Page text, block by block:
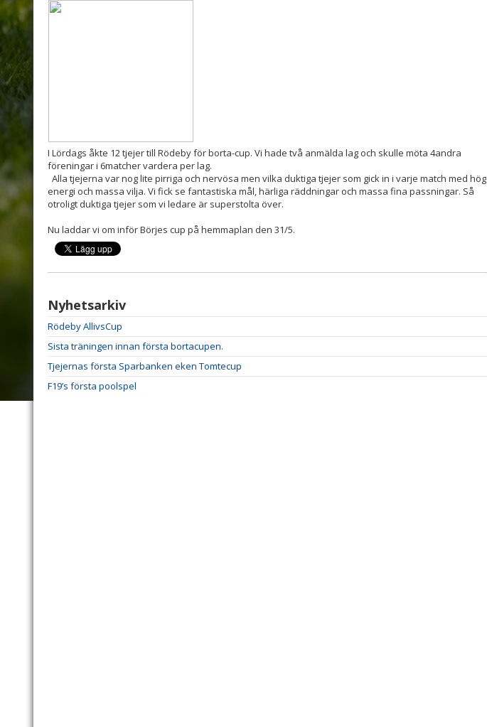
I Lördags åkte 12 tjejer till Rödeby för borta-cup. Vi hade två anmälda lag och skulle möta 4andra
föreningar i 6matcher vardera per lag.
Alla tjejerna var nog lite pirriga och nervösa men vilka duktiga tjejer som gick in i varje match med hög
energi och massa vilja. Vi fick se fantastiska mål, härliga räddningar och massa fina passningar. Så
otroligt duktiga tjejer som vi ledare är superstolta över.
Nu laddar vi om inför Börjes cup på hemmaplan den 31/5.
Nyhetsarkiv
Rödeby AllivsCup
Sista träningen innan första bortacupen.
Tjejernas första Sparbanken eken Tomtecup
F19’s första poolspel